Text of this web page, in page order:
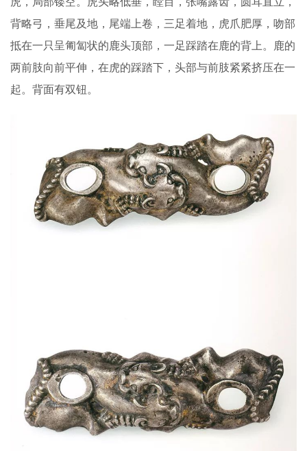
背略弓，垂尾及地，尾端上卷，三足着地，虎爪肥厚，吻部
抵在一只呈匍匐状的鹿头顶部，一足踩踏在鹿的背上。鹿的
两前肢向前平伸，在虎的踩踏下，头部与前肢紧紧挤压在一
起。背面有双钮。